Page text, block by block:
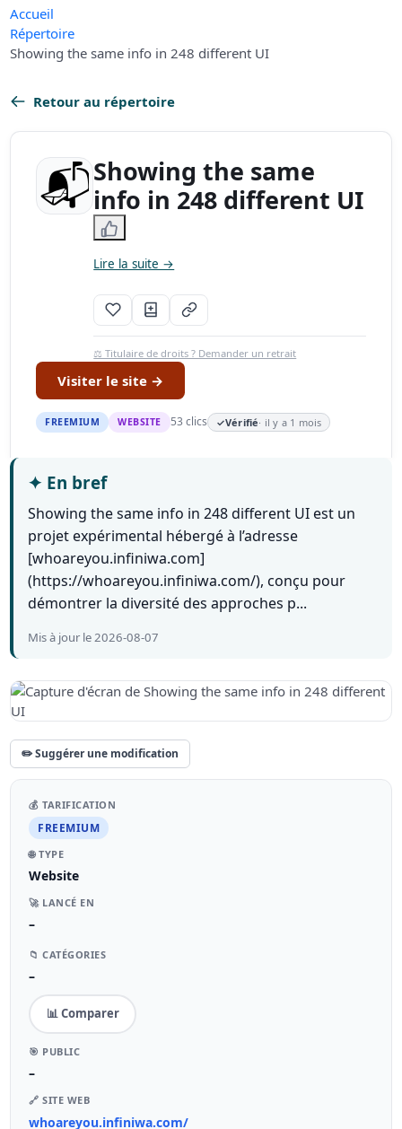
Accueil
Répertoire
Showing the same info in 248 different UI
Retour au répertoire
Showing the same
info in 248 different UI
Lire la suite →
⚖️ Titulaire de droits ? Demander un retrait
Visiter le site →
FREEMIUM WEBSITE 53 clics ✓Vérifié· il y a 1 mois
✦ En bref
Showing the same info in 248 different UI est un
projet expérimental hébergé à l’adresse
[whoareyou.infiniwa.com]
(https://whoareyou.infiniwa.com/), conçu pour
démontrer la diversité des approches p...
Mis à jour le 2026-08-07
✏️ Suggérer une modification
💰 TARIFICATION
FREEMIUM
🌐 TYPE
Website
🚀 LANCÉ EN
–
📁 CATÉGORIES
–
📊 Comparer
🎯 PUBLIC
–
🔗 SITE WEB
whoareyou.infiniwa.com/